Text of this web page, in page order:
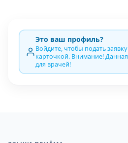
Это ваш профиль?
Войдите, чтобы подать
карточкой. Внимание!
для врачей!